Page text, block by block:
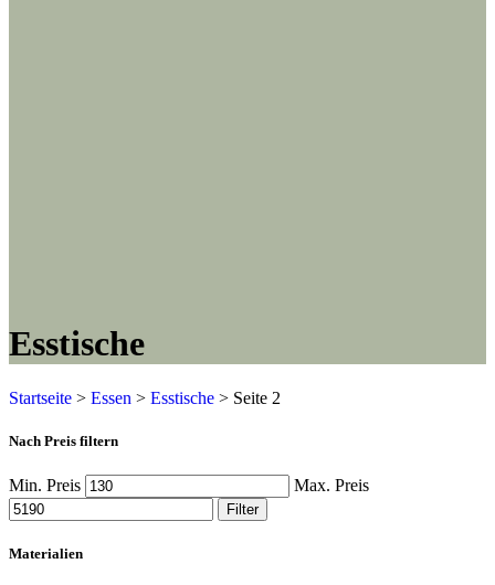
Esstische
Startseite > Essen > Esstische > Seite 2
Nach Preis filtern
Min. Preis Max. Preis
Filter
Materialien